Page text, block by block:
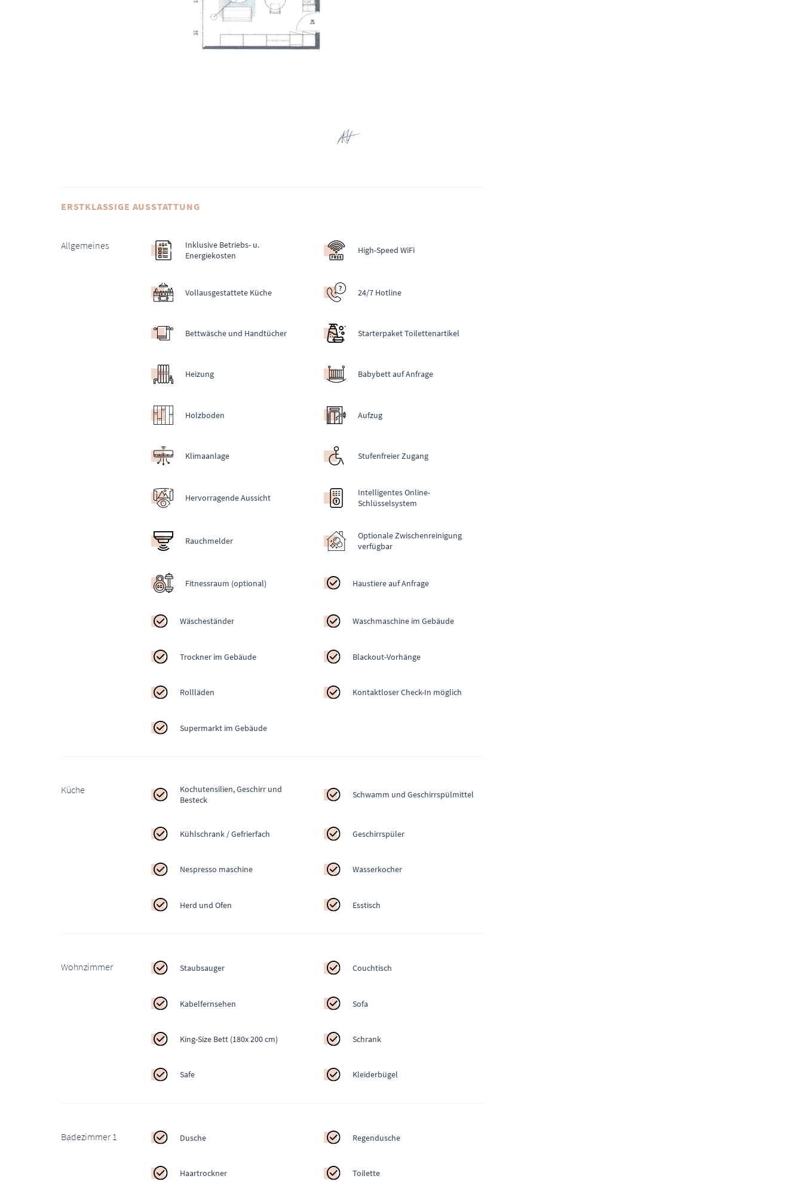
ERSTKLASSIGE AUSSTATTUNG
Allgemeines
Inklusive Betriebs- u.
Energiekosten
High-Speed WiFi
Vollausgestattete Küche 24/7 Hotline
Bettwäsche und Handtücher Starterpaket Toilettenartikel
Heizung Babybett auf Anfrage
Holzboden Aufzug
Klimaanlage Stufenfreier Zugang
Hervorragende Aussicht
Intelligentes Online-
Schlüsselsystem
Rauchmelder
Optionale Zwischenreinigung
verfügbar
Fitnessraum (optional) Haustiere auf Anfrage
Wäscheständer Waschmaschine im Gebäude
Trockner im Gebäude Blackout-Vorhänge
Rollläden Kontaktloser Check-In möglich
Supermarkt im Gebäude
Küche
Kochutensilien, Geschirr und
Besteck
Schwamm und Geschirrspülmittel
Kühlschrank / Gefrierfach Geschirrspüler
Nespresso maschine Wasserkocher
Herd und Ofen Esstisch
Wohnzimmer Staubsauger Couchtisch
Kabelfernsehen Sofa
King-Size Bett (180x 200 cm) Schrank
Safe Kleiderbügel
Badezimmer 1 Dusche Regendusche
Haartrockner Toilette